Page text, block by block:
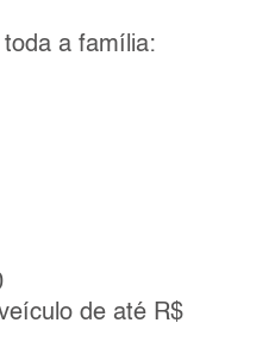
a família:
de até R$